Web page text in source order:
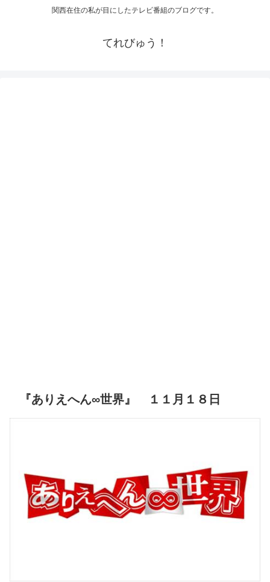
関西在住の私が目にしたテレビ番組のブログです。
てれびゅう！
『ありえへん∞世界』 １１月１８日